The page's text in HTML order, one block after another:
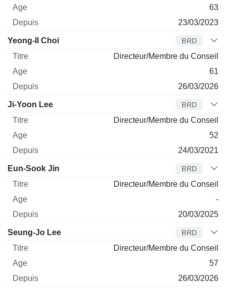
63
23/03/2023
Yeong-Il Choi BRD
Directeur/Membre du Conseil
61
26/03/2026
Ji-Yoon Lee BRD
Directeur/Membre du Conseil
52
24/03/2021
Eun-Sook Jin BRD
Directeur/Membre du Conseil
-
20/03/2025
Seung-Jo Lee BRD
Directeur/Membre du Conseil
57
26/03/2026